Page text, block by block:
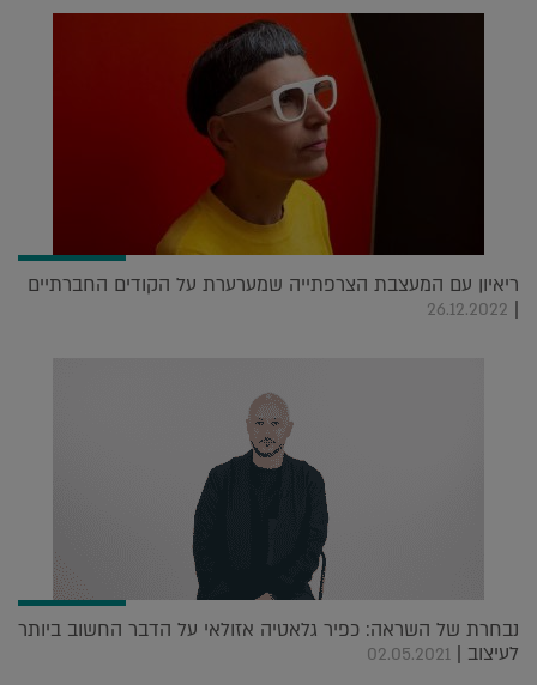
ריאיון עם המעצבת הצרפתייה שמערערת על הקודים החברתיים
|
26.12.2022
נבחרת של השראה: כפיר גלאטיה אזולאי על הדבר החשוב ביותר
לעיצוב | 02.05.2021